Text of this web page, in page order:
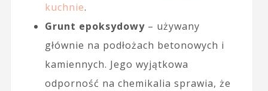
kuchnie.
Grunt epoksydowy– używany
głównie na podłożach betonowych i
kamiennych. Jego wyjątkowa
odporność na chemikalia sprawia, że